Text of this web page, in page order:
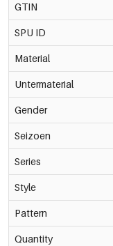
GTIN
SPU ID
Material
Untermaterial
Gender
Seizoen
Series
Style
Pattern
Quantity